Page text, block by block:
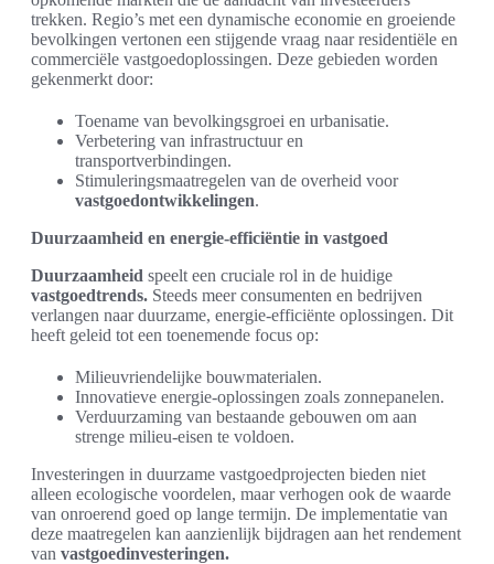
trekken. Regio’s met een dynamische economie en groeiende
bevolkingen vertonen een stijgende vraag naar residentiële en
commerciële vastgoedoplossingen. Deze gebieden worden
gekenmerkt door:
Toename van bevolkingsgroei en urbanisatie.
Verbetering van infrastructuur en
transportverbindingen.
Stimuleringsmaatregelen van de overheid voor
vastgoedontwikkelingen.
Duurzaamheid en energie-efficiëntie in vastgoed
Duurzaamheid speelt een cruciale rol in de huidige
vastgoedtrends. Steeds meer consumenten en bedrijven
verlangen naar duurzame, energie-efficiënte oplossingen. Dit
heeft geleid tot een toenemende focus op:
Milieuvriendelijke bouwmaterialen.
Innovatieve energie-oplossingen zoals zonnepanelen.
Verduurzaming van bestaande gebouwen om aan
strenge milieu-eisen te voldoen.
Investeringen in duurzame vastgoedprojecten bieden niet
alleen ecologische voordelen, maar verhogen ook de waarde
van onroerend goed op lange termijn. De implementatie van
deze maatregelen kan aanzienlijk bijdragen aan het rendement
van vastgoedinvesteringen.